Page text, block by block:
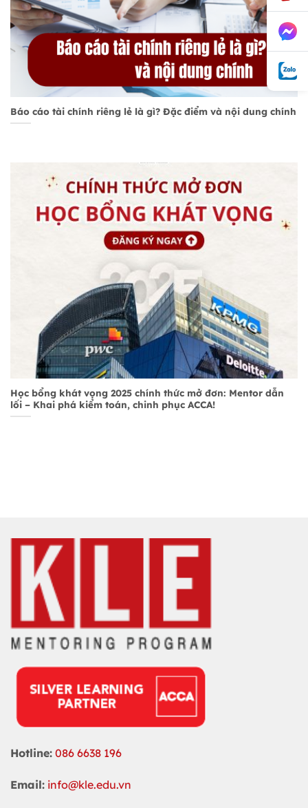
Báo cáo tài chính riêng lẻ là gì? Đặc điểm và nội dung chính
Học bổng khát vọng 2025 chính thức mở đơn: Mentor dẫn
lối – Khai phá kiểm toán, chinh phục ACCA!
Hotline: 086 6638 196
Email: info@kle.edu.vn